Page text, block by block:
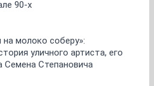
90-х
молоко соберу»:
уличного артиста, его
Семена Степановича